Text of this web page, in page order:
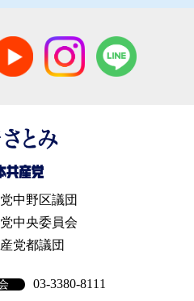
中野区議団
中央委員会
党都議団
03-3380-8111